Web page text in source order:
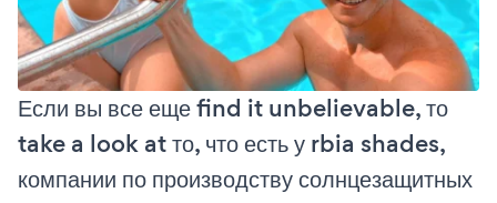
Если вы все еще find it unbelievable, то
take a look at то, что есть у rbia shades,
компании по производству солнцезащитных